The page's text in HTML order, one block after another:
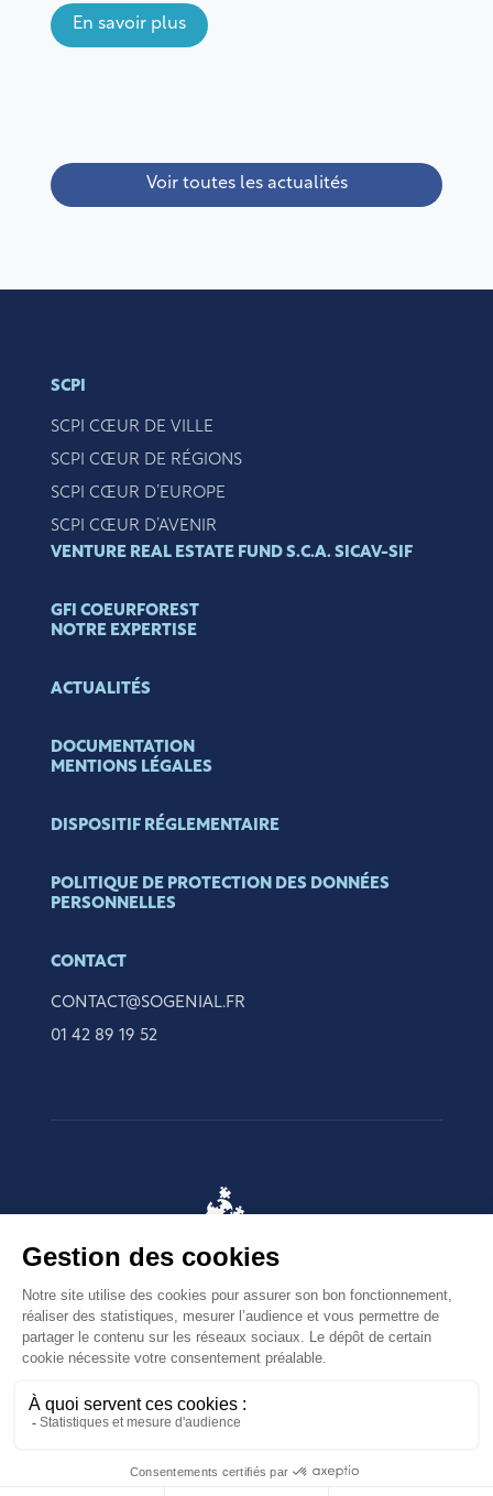
investissement, investir dans une SCPI comporte des
risques notamment de perte en capital. Il est
En savoir plus
Voir toutes les actualités
SCPI
SCPI CŒUR DE VILLE
SCPI CŒUR DE RÉGIONS
SCPI CŒUR D’EUROPE
SCPI CŒUR D’AVENIR
VENTURE REAL ESTATE FUND S.C.A. SICAV-SIF
GFI COEURFOREST
NOTRE EXPERTISE
ACTUALITÉS
DOCUMENTATION
MENTIONS LÉGALES
DISPOSITIF RÉGLEMENTAIRE
POLITIQUE DE PROTECTION DES DONNÉES
PERSONNELLES
CONTACT
CONTACT@SOGENIAL.FR
01 42 89 19 52
© 2025 SOGENIAL. Tous droits réservés.
𝕏